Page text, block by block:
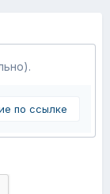
по ссылке